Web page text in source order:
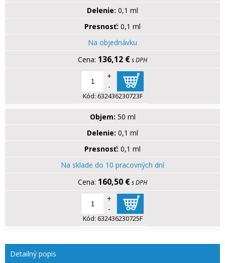
Delenie: 0,1 ml
Presnosť: 0,1 ml
Na objednávku
136,12 €s DPH
+
-
Kód: 632436230723F
Objem: 50 ml
Delenie: 0,1 ml
Presnosť: 0,1 ml
Na sklade do 10 pracovných dní
160,50 €s DPH
+
-
Kód: 632436230725F
Detailný popis